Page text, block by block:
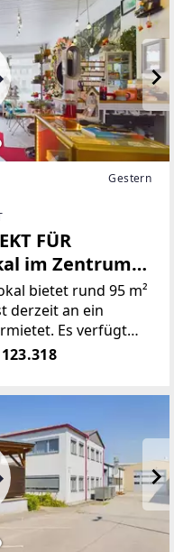
Gestern
FÜR
im Zentrum
bietet rund 95 m²
derzeit an ein
Es verfügt
die
Der